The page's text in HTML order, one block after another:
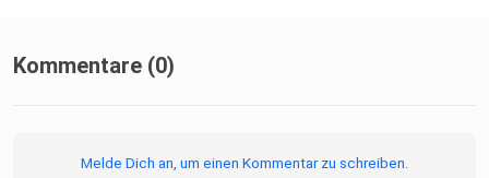
Kommentare (0)
Melde Dich an, um einen Kommentar zu schreiben.